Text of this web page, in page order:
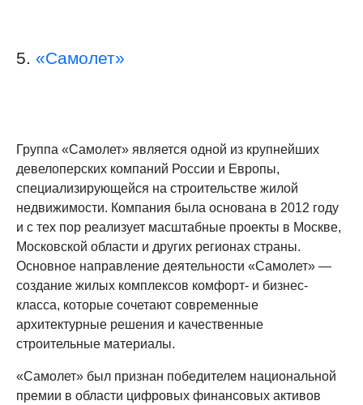
5. «Самолет»
Группа «Самолет» является одной из крупнейших
девелоперских компаний России и Европы,
специализирующейся на строительстве жилой
недвижимости. Компания была основана в 2012 году
и с тех пор реализует масштабные проекты в Москве,
Московской области и других регионах страны.
Основное направление деятельности «Самолет» —
создание жилых комплексов комфорт- и бизнес-
класса, которые сочетают современные
архитектурные решения и качественные
строительные материалы.
«Самолет» был признан победителем национальной
премии в области цифровых финансовых активов